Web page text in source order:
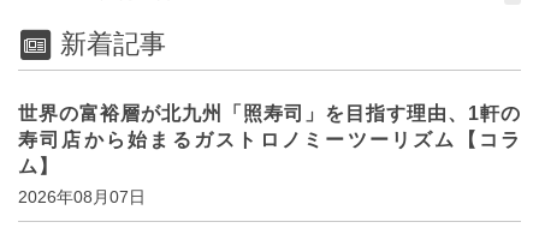
新着記事
世界の富裕層が北九州「照寿司」を目指す理由、1軒の
寿司店から始まるガストロノミーツーリズム【コラ
ム】
2026年08月07日